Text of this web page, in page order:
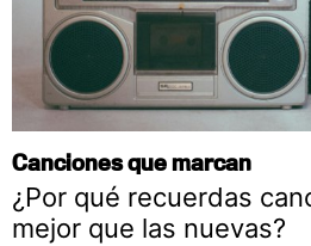
Canciones que marcan
¿Por qué recuerdas
mejor que las nuevas?